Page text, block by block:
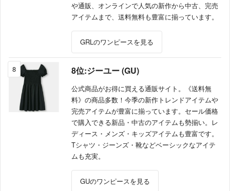
や通販、オンラインで人気の新作から中古、完売
アイテムまで、送料無料も豊富に揃っています。
GRLのワンピースを見る
8 8位:ジーユー (GU)
公式商品がお得に買える通販サイト。《送料無
料》の商品多数！今季の新作トレンドアイテムや
完売アイテムが豊富に揃っています。セール価格
で購入できる新品・中古のアイテムも勢揃い。レ
ディース・メンズ・キッズアイテムも豊富です。
Tシャツ・ジーンズ・靴などベーシックなアイテ
ムも充実。
GUのワンピースを見る